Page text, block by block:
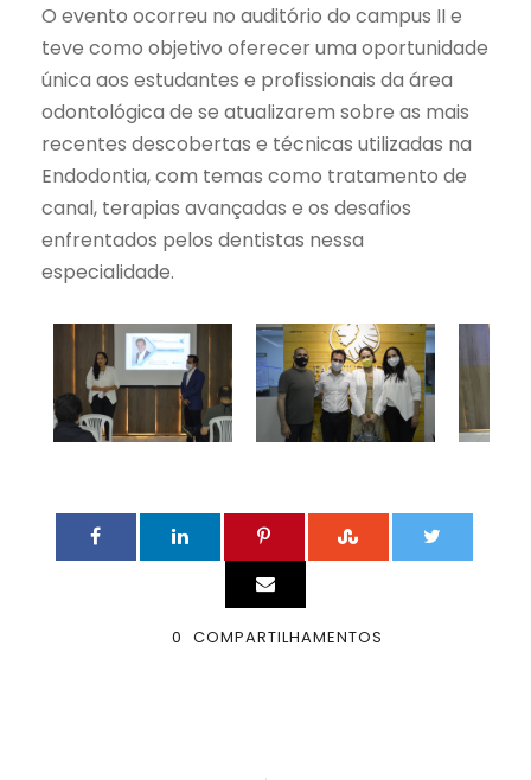
O evento ocorreu no auditório do campus II e
teve como objetivo oferecer uma oportunidade
única aos estudantes e profissionais da área
odontológica de se atualizarem sobre as mais
recentes descobertas e técnicas utilizadas na
Endodontia, com temas como tratamento de
canal, terapias avançadas e os desafios
enfrentados pelos dentistas nessa
especialidade.
0 COMPARTILHAMENTOS